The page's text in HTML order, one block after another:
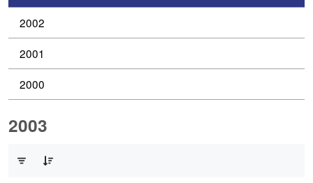
2002
2001
2000
2003